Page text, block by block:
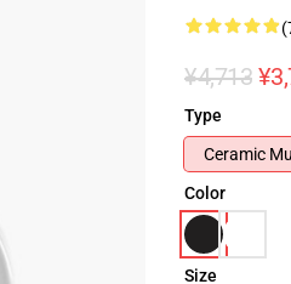
¥4,713
Type
Ceramic
Color
Size